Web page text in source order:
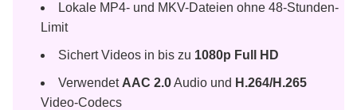
Lokale MP4- und MKV-Dateien ohne 48-Stunden-
Limit
Sichert Videos in bis zu 1080p Full HD
Verwendet AAC 2.0Audio und H.264/H.265
Video-Codecs